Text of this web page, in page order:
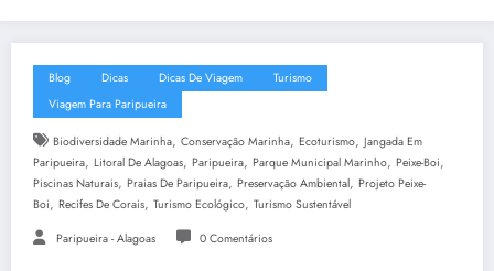
Blog Dicas Dicas De Viagem
Turismo
Viagem Para Paripueira
Biodiversidade Marinha, Conservação Marinha, Ecoturismo, Jangada Em
Paripueira, Litoral De Alagoas, Paripueira, Parque Municipal Marinho, Peixe-Boi,
Piscinas Naturais, Praias De Paripueira, Preservação Ambiental, Projeto Peixe-
Boi, Recifes De Corais, Turismo Ecológico, Turismo Sustentável
Paripueira - Alagoas 0 Comentários